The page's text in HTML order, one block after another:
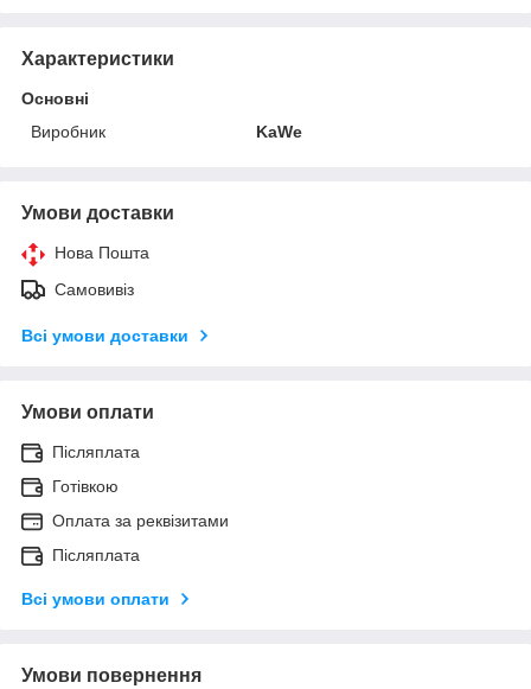
Характеристики
Основні
Виробник
KaWe
Умови доставки
Нова Пошта
Самовивіз
Всі умови доставки
Умови оплати
Післяплата
Готівкою
Оплата за реквізитами
Післяплата
Всі умови оплати
Умови повернення